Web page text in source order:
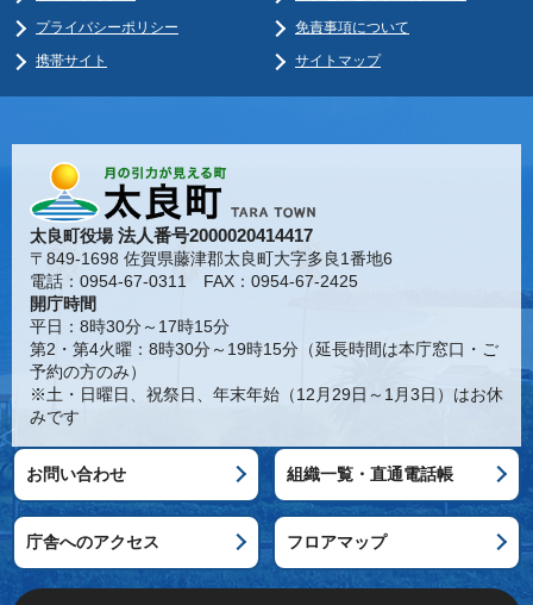
プライバシーポリシー
免責事項について
携帯サイト
サイトマップ
太良町役場法人番号2000020414417
〒849-1698 佐賀県藤津郡太良町大字多良1番地6
電話：0954-67-0311 FAX：0954-67-2425
開庁時間
平日：8時30分～17時15分
第2・第4火曜：8時30分～19時15分（延長時間は本庁窓口・ご
予約の方のみ）
※土・日曜日、祝祭日、年末年始（12月29日～1月3日）はお休
みです
お問い合わせ 組織一覧・直通電話帳
庁舎へのアクセス フロアマップ